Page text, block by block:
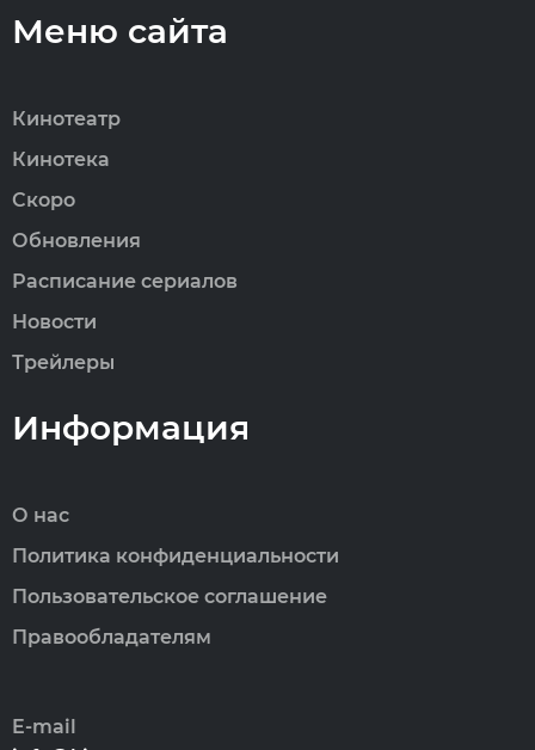
Меню сайта
Кинотеатр
Кинотека
Скоро
Обновления
Расписание сериалов
Новости
Трейлеры
Информация
О нас
Политика конфиденциальности
Пользовательское соглашение
Правообладателям
E-mail